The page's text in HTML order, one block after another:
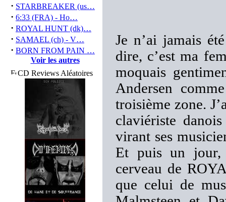
· STARBREAKER (us…
· 6:33 (FRA) - Ho…
· ROYAL HUNT (dk)…
· SAMAEL (ch) - V…
· BORN FROM PAIN …
Voir les autres
CD Reviews Aléatoires
Je n’ai jamais
dire, c’est ma
moquais
Andersen
troisième zone.
claviériste
virant ses
Et puis un jour,
cerveau de
que celui de